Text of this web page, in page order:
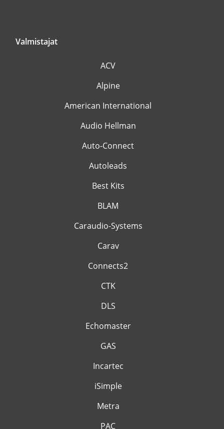
Valmistajat
ACV
Alpine
American International
Audio Hellman
Auto-Connect
Autoleads
Best Kits
BLAM
Caraudio-Systems
Carav
Connects2
CTK
DLS
Echomaster
GAS
Incartec
iSimple
Metra
PAC